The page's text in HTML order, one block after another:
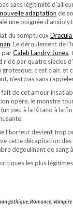
sans légitimité
nouvelle adaptation de
une poignée
du somptueux
. Le déroulement de
parCaleb Landry Jones,
par quatre siècles
c’est clair,
n’est pas sans
de cet amour
opère, le monstre
peu à la Kitano à la
l’horreur devient trop
cette décapitation
dégoulinant de sang
les plus
gothique, Romance, Vampire